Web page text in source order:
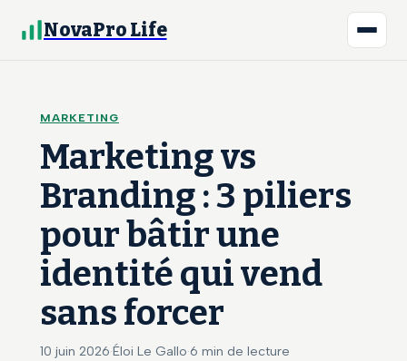
NovaPro Life
MARKETING
Marketing vs
Branding : 3 piliers
pour bâtir une
identité qui vend
sans forcer
10 juin 2026·Éloi Le Gallo·6 min de lecture